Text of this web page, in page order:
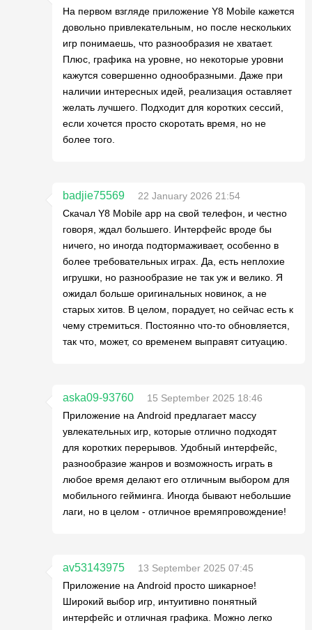
На первом взгляде приложение Y8 Mobile кажется
довольно привлекательным, но после нескольких
игр понимаешь, что разнообразия не хватает.
Плюс, графика на уровне, но некоторые уровни
кажутся совершенно однообразными. Даже при
наличии интересных идей, реализация оставляет
желать лучшего. Подходит для коротких сессий,
если хочется просто скоротать время, но не
более того.
badjie75569
22 January 2026 21:54
Скачал Y8 Mobile app на свой телефон, и честно
говоря, ждал большего. Интерфейс вроде бы
ничего, но иногда подтормаживает, особенно в
более требовательных играх. Да, есть неплохие
игрушки, но разнообразие не так уж и велико. Я
ожидал больше оригинальных новинок, а не
старых хитов. В целом, порадует, но сейчас есть к
чему стремиться. Постоянно что-то обновляется,
так что, может, со временем выправят ситуацию.
aska09-93760
15 September 2025 18:46
Приложение на Android предлагает массу
увлекательных игр, которые отлично подходят
для коротких перерывов. Удобный интерфейс,
разнообразие жанров и возможность играть в
любое время делают его отличным выбором для
мобильного гейминга. Иногда бывают небольшие
лаги, но в целом - отличное времяпровождение!
av53143975
13 September 2025 07:45
Приложение на Android просто шикарное!
Широкий выбор игр, интуитивно понятный
интерфейс и отличная графика. Можно легко